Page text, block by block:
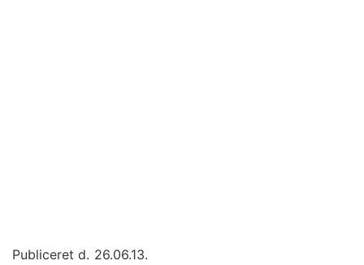
Publiceret d. 26.06.13.